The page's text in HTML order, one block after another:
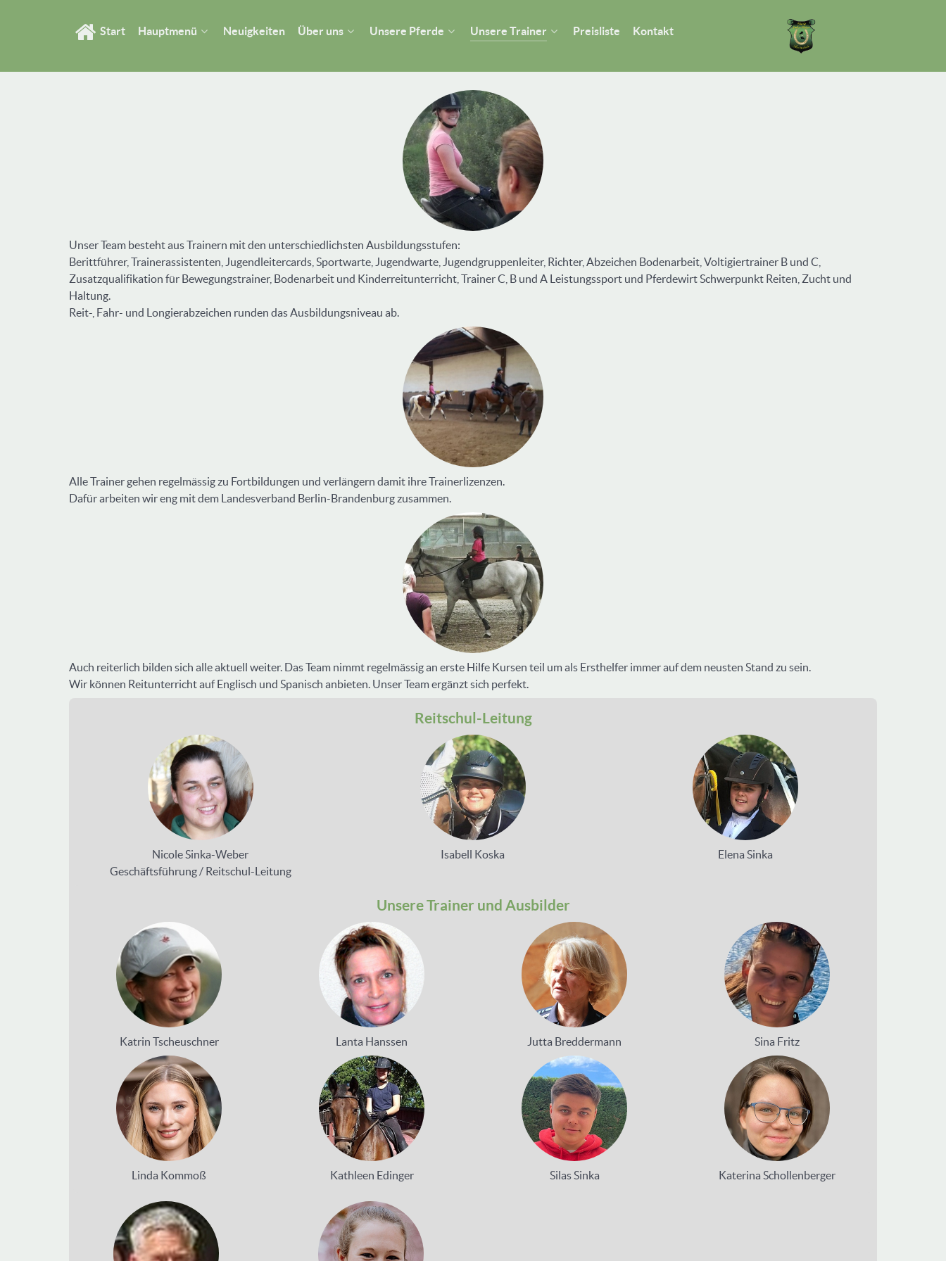
Start Hauptmenü Neuigkeiten Über uns Unsere Pferde Unsere Trainer Preisliste Kontakt
Unser Team besteht aus Trainern mit den unterschiedlichsten Ausbildungsstufen:
Berittführer, Trainerassistenten, Jugendleitercards, Sportwarte, Jugendwarte, Jugendgruppenleiter, Richter, Abzeichen Bodenarbeit, Voltigiertrainer B und C,
Zusatzqualifikation für Bewegungstrainer, Bodenarbeit und Kinderreitunterricht, Trainer C, B und A Leistungssport und Pferdewirt Schwerpunkt Reiten, Zucht und
Haltung.
Reit-, Fahr- und Longierabzeichen runden das Ausbildungsniveau ab.
Alle Trainer gehen regelmässig zu Fortbildungen und verlängern damit ihre Trainerlizenzen.
Dafür arbeiten wir eng mit dem Landesverband Berlin-Brandenburg zusammen.
Auch reiterlich bilden sich alle aktuell weiter. Das Team nimmt regelmässig an erste Hilfe Kursen teil um als Ersthelfer immer auf dem neusten Stand zu sein.
Wir können Reitunterricht auf Englisch und Spanisch anbieten. Unser Team ergänzt sich perfekt.
Reitschul-Leitung
Nicole Sinka-Weber
Geschäftsführung / Reitschul-Leitung
Isabell Koska Elena Sinka
Unsere Trainer und Ausbilder
Katrin Tscheuschner Lanta Hanssen Jutta Breddermann Sina Fritz
Linda Kommoß Kathleen Edinger Silas Sinka Katerina Schollenberger